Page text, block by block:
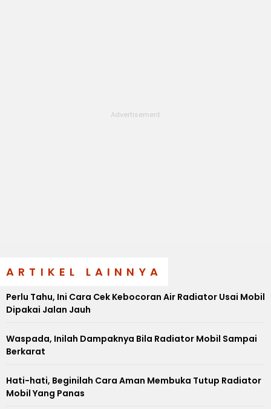
ARTIKEL LAINNYA
Perlu Tahu, Ini Cara Cek Kebocoran Air Radiator Usai Mobil
Dipakai Jalan Jauh
Waspada, Inilah Dampaknya Bila Radiator Mobil Sampai
Berkarat
Hati-hati, Beginilah Cara Aman Membuka Tutup Radiator
Mobil Yang Panas